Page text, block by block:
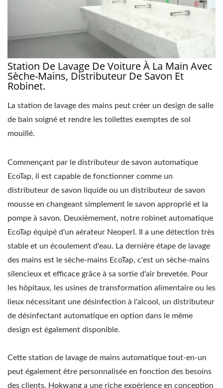
Station De Lavage De Voiture À La Main Avec
Sèche-Mains, Distributeur De Savon Et
Robinet.
La station de lavage des mains peut créer un design de salle
de bain soigné et rendre les toilettes exemptes de sol
mouillé.
Commençant par le distributeur de savon automatique
EcoTap, il est capable de fonctionner comme un
distributeur de savon liquide ou un distributeur de savon
mousse en changeant simplement le savon approprié et la
pompe à savon. Deuxièmement, notre robinet automatique
EcoTap équipé d'un aérateur Neoperl. Il a une détection très
stable et un écoulement d'eau. La dernière étape de lavage
des mains est le sèche-mains EcoTap, c'est un sèche-mains
silencieux et efficace grâce à sa sortie d'air brevetée. Pour
les hôpitaux, les usines de transformation alimentaire ou les
lieux nécessitant une désinfection à l'alcool, un distributeur
de désinfectant automatique en option dans le même
design est également disponible.
Cette station de lavage de mains automatique tout-en-un
peut également être personnalisée en fonction des besoins
des clients. Hokwang a une riche expérience en conception